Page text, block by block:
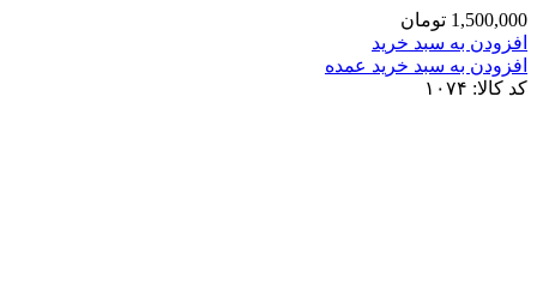
1,500,000 تومان
افزودن به سبد خرید
افزودن به سبد خرید عمده
کد کالا: ۱۰۷۴